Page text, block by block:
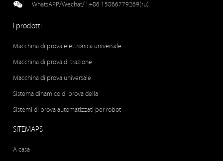
WhatsAPP/Wechat/ :+86 15866779269(ru)
I prodotti
Macchina di prova elettronica universale
Macchina di prova di trazione
Macchina di prova universale
Sistema dinamico di prova della
Sistemi di prova automatizzati per robot
SITEMAPS
A casa